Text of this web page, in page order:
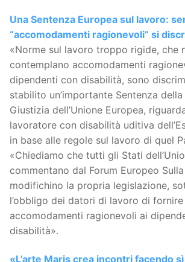
Una Sentenza Europea sul lavoro:
“accomodamenti ragionevoli” si
«Norme sul lavoro troppo rigide, che
contemplano accomodamenti
dipendenti con disabilità, sono
stabilito un’importante Sentenza
Giustizia dell’Unione Europea,
lavoratore con disabilità uditiva
in base alle regole sul lavoro di quel
«Chiediamo che tutti gli Stati
commentano dal Forum Europeo
modifichino la propria legislazione,
l’obbligo dei datori di lavoro di
accomodamenti ragionevoli ai
disabilità».
«L’arte Maris crea incontri facendo